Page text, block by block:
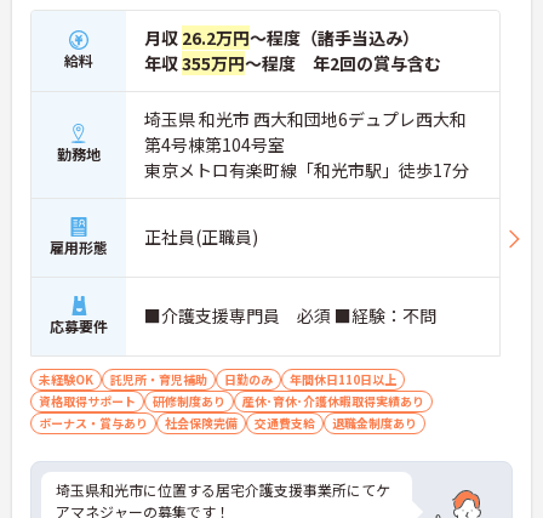
給料
月収 26.2万円～程度（諸手当込み）
年収355万円～程度 年2回の賞与含む
勤務地
埼玉県 和光市 西大和団地6デュプレ西大和
第4号棟第104号室
東京メトロ有楽町線「和光市駅」徒歩17分
雇用形態 正社員(正職員)
応募要件 ■介護支援専門員 必須 ■経験：不問
未経験OK 託児所・育児補助 日勤のみ
年間休日110日以上
資格取得サポート
研修制度あり
産休･育休･介護休暇取得実績あり
ボーナス・賞与あり
社会保険完備 交通費支給 退職金制度あり
埼玉県和光市に位置する居宅介護支援事業所にてケ
アマネジャーの募集です！